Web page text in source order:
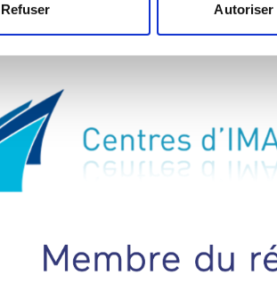
Refuser Autoriser